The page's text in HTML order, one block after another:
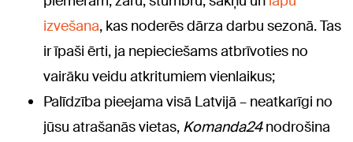
izvešana, kas noderēs dārza darbu sezonā. Tas
ir īpaši ērti, ja nepieciešams atbrīvoties no
vairāku veidu atkritumiem vienlaikus;
Palīdzība pieejama visā Latvijā – neatkarīgi no
jūsu atrašanās vietas, Komanda24nodrošina